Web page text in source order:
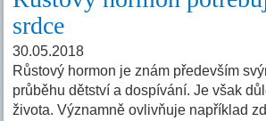
srdce
30.05.2018
Růstový hormon je znám především
průběhu dětství a dospívání. Je však
života. Významně ovlivňuje například